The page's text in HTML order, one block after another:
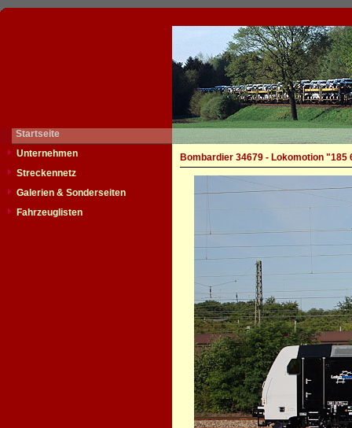
Startseite
Unternehmen
Streckennetz
Galerien & Sonderseiten
Fahrzeuglisten
Bombardier 34679 - Lokomotion "185